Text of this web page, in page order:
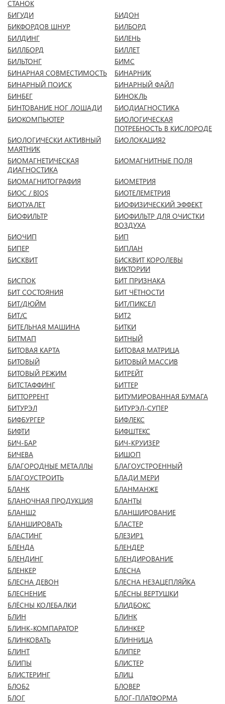
СТАНОК
БИГУДИ
БИДОН
БИКФОРДОВ ШНУР
БИЛБОРД
БИЛДИНГ
БИЛЕНЬ
БИЛЛБОРД
БИЛЛЕТ
БИЛЬТОНГ
БИМС
БИНАРНАЯ СОВМЕСТИМОСТЬ
БИНАРНИК
БИНАРНЫЙ ПОИСК
БИНАРНЫЙ ФАЙЛ
БИНБЕГ
БИНОКЛЬ
БИНТОВАНИЕ НОГ ЛОШАДИ
БИОДИАГНОСТИКА
БИОКОМПЬЮТЕР
БИОЛОГИЧЕСКАЯ
ПОТРЕБНОСТЬ В КИСЛОРОДЕ
БИОЛОГИЧЕСКИ АКТИВНЫЙ
МАЯТНИК
БИОЛОКАЦИЯ2
БИОМАГНЕТИЧЕСКАЯ
ДИАГНОСТИКА
БИОМАГНИТНЫЕ ПОЛЯ
БИОМАГНИТОГРАФИЯ
БИОМЕТРИЯ
БИОС / BIOS
БИОТЕЛЕМЕТРИЯ
БИОТУАЛЕТ
БИОФИЗИЧЕСКИЙ ЭФФЕКТ
БИОФИЛЬТР
БИОФИЛЬТР ДЛЯ ОЧИСТКИ
ВОЗДУХА
БИОЧИП
БИП
БИПЕР
БИПЛАН
БИСКВИТ
БИСКВИТ КОРОЛЕВЫ
ВИКТОРИИ
БИСПОК
БИТ ПРИЗНАКА
БИТ СОСТОЯНИЯ
БИТ ЧЁТНОСТИ
БИТ/ДЮЙМ
БИТ/ПИКСЕЛ
БИТ/С
БИТ2
БИТЕЛЬНАЯ МАШИНА
БИТКИ
БИТМАП
БИТНЫЙ
БИТОВАЯ КАРТА
БИТОВАЯ МАТРИЦА
БИТОВЫЙ
БИТОВЫЙ МАССИВ
БИТОВЫЙ РЕЖИМ
БИТРЕЙТ
БИТСТАФФИНГ
БИТТЕР
БИТТОРРЕНТ
БИТУМИРОВАННАЯ БУМАГА
БИТУРЭЛ
БИТУРЭЛ-СУПЕР
БИФБУРГЕР
БИФЛЕКС
БИФТИ
БИФШТЕКС
БИЧ-БАР
БИЧ-КРУИЗЕР
БИЧЕВА
БИШОП
БЛАГОРОДНЫЕ МЕТАЛЛЫ
БЛАГОУСТРОЕННЫЙ
БЛАГОУСТРОИТЬ
БЛАДИ МЕРИ
БЛАНК
БЛАНМАНЖЕ
БЛАНОЧНАЯ ПРОДУКЦИЯ
БЛАНТЫ
БЛАНШ2
БЛАНШИРОВАНИЕ
БЛАНШИРОВАТЬ
БЛАСТЕР
БЛАСТИНГ
БЛЕЗИР1
БЛЕНДА
БЛЕНДЕР
БЛЕНДИНГ
БЛЕНДИРОВАНИЕ
БЛЕНКЕР
БЛЕСНА
БЛЕСНА ДЕВОН
БЛЕСНА НЕЗАЦЕПЛЯЙКА
БЛЕСНЕНИЕ
БЛЁСНЫ ВЕРТУШКИ
БЛЁСНЫ КОЛЕБАЛКИ
БЛИДБОКС
БЛИН
БЛИНК
БЛИНК-КОМПАРАТОР
БЛИНКЕР
БЛИНКОВАТЬ
БЛИННИЦА
БЛИНТ
БЛИПЕР
БЛИПЫ
БЛИСТЕР
БЛИСТЕРИНГ
БЛИЦ
БЛОБ2
БЛОВЕР
БЛОГ
БЛОГ-ПЛАТФОРМА